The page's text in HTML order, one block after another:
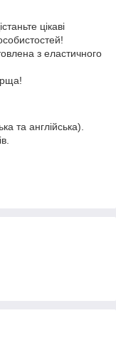
цікаві
з еластичного
та англійська).